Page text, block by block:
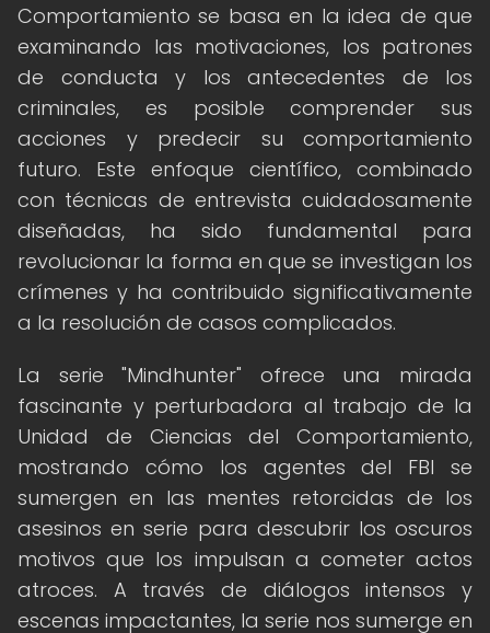
Comportamiento se basa en la idea de que
examinando las motivaciones, los patrones
de conducta y los antecedentes de los
criminales, es posible comprender sus
acciones y predecir su comportamiento
futuro. Este enfoque científico, combinado
con técnicas de entrevista cuidadosamente
diseñadas, ha sido fundamental para
revolucionar la forma en que se investigan los
crímenes y ha contribuido significativamente
a la resolución de casos complicados.
La serie "Mindhunter" ofrece una mirada
fascinante y perturbadora al trabajo de la
Unidad de Ciencias del Comportamiento,
mostrando cómo los agentes del FBI se
sumergen en las mentes retorcidas de los
asesinos en serie para descubrir los oscuros
motivos que los impulsan a cometer actos
atroces. A través de diálogos intensos y
escenas impactantes, la serie nos sumerge en